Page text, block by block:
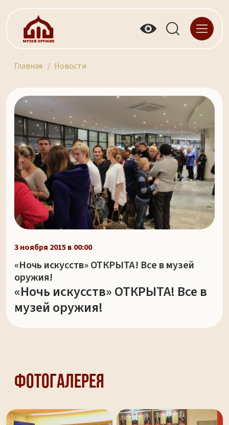
Главная Новости
3 ноября 2015 в 00:00
«Ночь искусств» ОТКРЫТА! Все в музей
оружия!
«Ночь искусств» ОТКРЫТА! Все в
музей оружия!
Фотогалерея